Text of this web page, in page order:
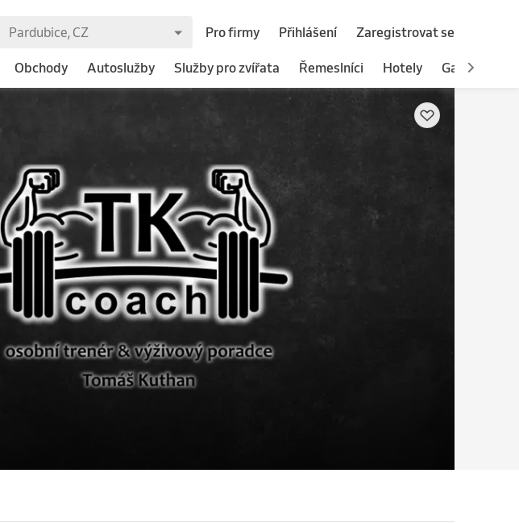
Pro firmy Přihlášení Zaregistrovat se
Obchody Autoslužby Služby pro zvířata Řemeslníci Hotely Gastronomie